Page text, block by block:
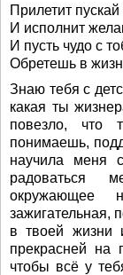
Прилетит
И исполнит
И пусть чудо с
Обретешь в
Знаю тебя с
какая ты
повезло, что
понимаешь,
научила меня
радоваться
окружающее
зажигательная,
в твоей жизни
прекрасней
чтобы всё у